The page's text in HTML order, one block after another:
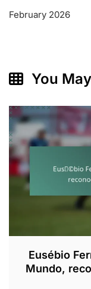
February 2026
You
Eusébio
Mundo,